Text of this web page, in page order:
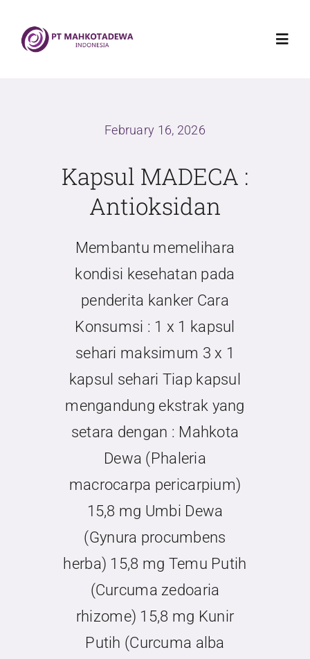
content
Griya Sehat Mahkotadewa
February 16, 2026
Kapsul MADECA :
Antioksidan
Membantu memelihara
kondisi kesehatan pada
penderita kanker Cara
Konsumsi : 1 x 1 kapsul
sehari maksimum 3 x 1
kapsul sehari Tiap kapsul
mengandung ekstrak yang
setara dengan : Mahkota
Dewa (Phaleria
macrocarpa pericarpium)
15,8 mg Umbi Dewa
(Gynura procumbens
herba) 15,8 mg Temu Putih
(Curcuma zedoaria
rhizome) 15,8 mg Kunir
Putih (Curcuma alba